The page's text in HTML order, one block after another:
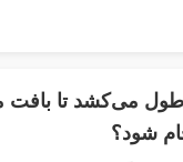
می‌کشد تا بافت
شود؟